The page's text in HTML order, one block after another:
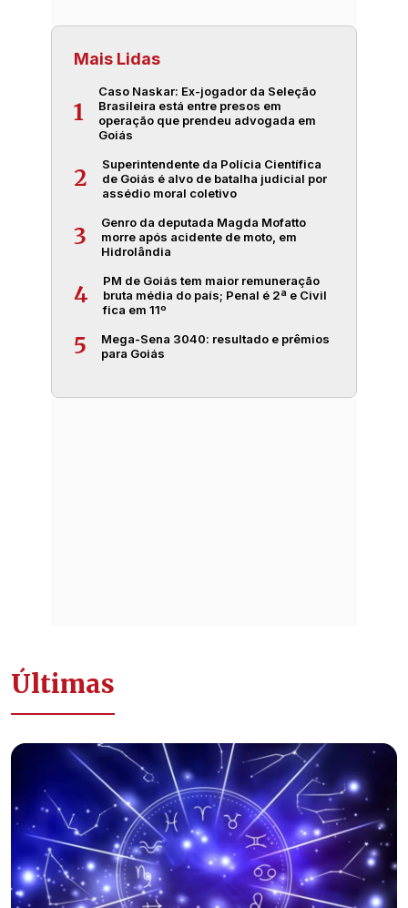
Mais Lidas
1
Caso Naskar: Ex-jogador da Seleção
Brasileira está entre presos em
operação que prendeu advogada em
Goiás
2
Superintendente da Polícia Científica
de Goiás é alvo de batalha judicial por
assédio moral coletivo
3
Genro da deputada Magda Mofatto
morre após acidente de moto, em
Hidrolândia
4
PM de Goiás tem maior remuneração
bruta média do país; Penal é 2ª e Civil
fica em 11º
5
Mega-Sena 3040: resultado e prêmios
para Goiás
Últimas